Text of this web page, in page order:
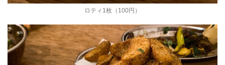
ロティ1枚（100円）